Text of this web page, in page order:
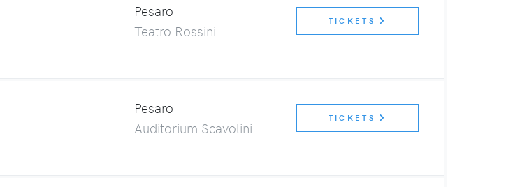
Pesaro
Teatro Rossini
TICKETS
Pesaro
Auditorium Scavolini
TICKETS